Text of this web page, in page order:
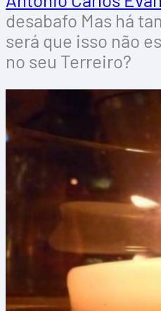
desabafo Mas há
será que isso não
no seu Terreiro?